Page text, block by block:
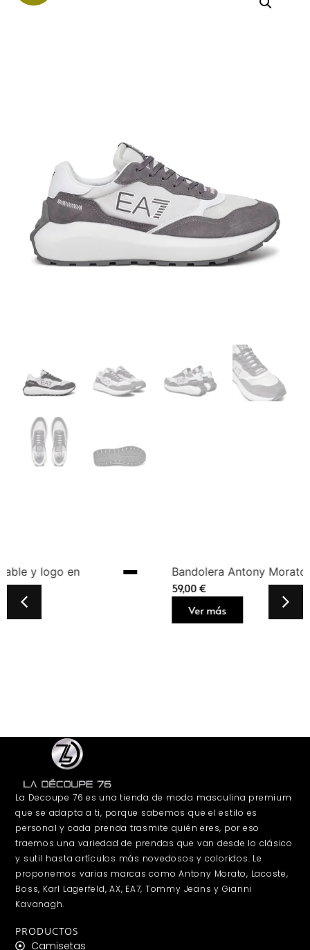
Bandolera Antony Morato Negra Hombre
La Decoupe 76 es una tienda de moda masculina premium
que se adapta a ti, porque sabemos que el estilo es
personal y cada prenda trasmite quién eres, por eso
traemos una variedad de prendas que van desde lo clásico
y sutil hasta artículos más novedosos y coloridos. Le
proponemos varias marcas como Antony Morato, Lacoste,
Boss, Karl Lagerfeld, AX, EA7, Tommy Jeans y Gianni
Kavanagh.
PRODUCTOS
Camisetas